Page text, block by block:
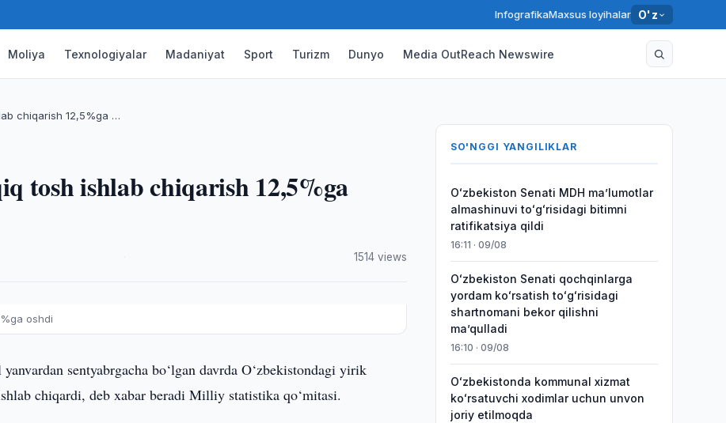
InfografikaMaxsus loyihalar O'z
Moliya Texnologiyalar Madaniyat Sport Turizm Dunyo Media OutReach Newswire
chiqarish 12,5%ga …
tosh ishlab chiqarish 12,5%ga
1514 views
oshdi
sentyabrgacha bo‘lgan davrda O‘zbekistondagi yirik
chiqardi, deb xabar beradi Milliy statistika qo‘mitasi.
SO'NGGI YANGILIKLAR
Oʻzbekiston Senati MDH maʼlumotlar
almashinuvi toʻgʻrisidagi bitimni
ratifikatsiya qildi
16:11 · 09/08
Oʻzbekiston Senati qochqinlarga
yordam koʻrsatish toʻgʻrisidagi
shartnomani bekor qilishni
maʼqulladi
16:10 · 09/08
Oʻzbekistonda kommunal xizmat
koʻrsatuvchi xodimlar uchun unvon
joriy etilmoqda